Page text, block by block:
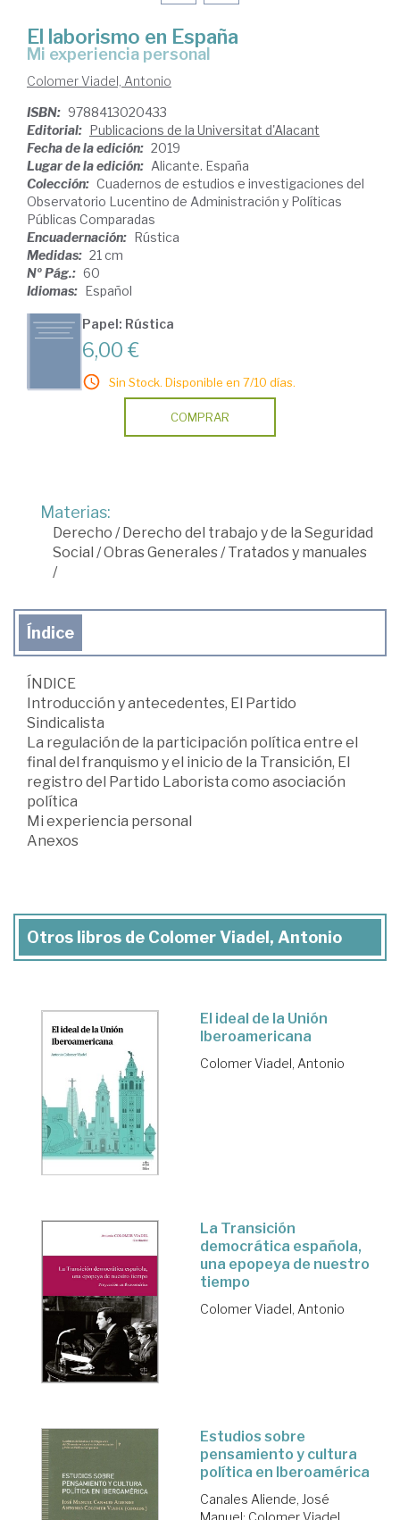
El laborismo en España
mi experiencia personal
Colomer Viadel, Antonio
ISBN: 9788413020433
Editorial: Publicacions de la Universitat d'Alacant
Fecha de la edición: 2019
Lugar de la edición: Alicante. España
Colección: Cuadernos de estudios e investigaciones del
Observatorio Lucentino de Administración y Políticas
Públicas Comparadas
Encuadernación: Rústica
Medidas: 21 cm
Nº Pág.: 60
Idiomas: Español
Papel: Rústica
6,00 €
Sin Stock. Disponible en 7/10 días.
COMPRAR
Materias:
Derecho / Derecho del trabajo y de la Seguridad
Social /Obras Generales/Tratados y manuales
/
Índice
ÍNDICE
Introducción y antecedentes, El Partido
Sindicalista
La regulación de la participación política entre el
final del franquismo y el inicio de la Transición, El
registro del Partido Laborista como asociación
política
Mi experiencia personal
Anexos
Otros libros de Colomer Viadel, Antonio
El ideal de la Unión
Iberoamericana
Colomer Viadel, Antonio
La Transición
democrática española,
una epopeya de nuestro
tiempo
Colomer Viadel, Antonio
Estudios sobre
pensamiento y cultura
política en Iberoamérica
Canales Aliende, José
Manuel; Colomer Viadel,